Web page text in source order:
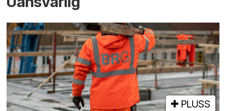
PLUSS